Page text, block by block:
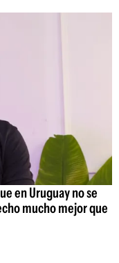
en Uruguay no se
mucho mejor que